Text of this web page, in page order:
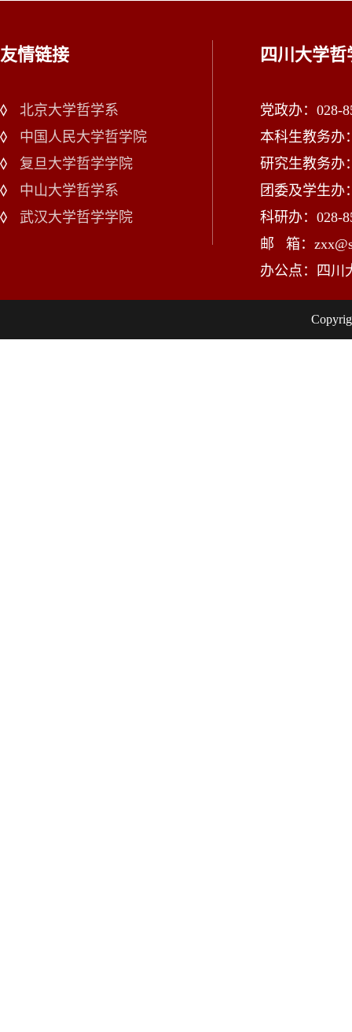
友情链接
北京大学哲学系
中国人民大学哲学院
复旦大学哲学学院
中山大学哲学系
武汉大学哲学学院
四川大学哲
党政办：028-
本科生教务办
研究生教务办
团委及学生办
科研办：028-
邮 箱：
办公点：四川